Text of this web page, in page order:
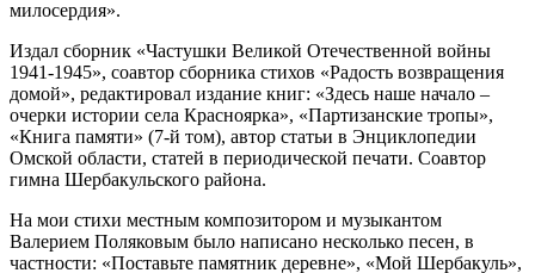
милосердия».
Издал сборник «Частушки Великой Отечественной войны
1941-1945», соавтор сборника стихов «Радость возвращения
домой», редактировал издание книг: «Здесь наше начало –
очерки истории села Красноярка», «Партизанские тропы»,
«Книга памяти» (7-й том), автор статьи в Энциклопедии
Омской области, статей в периодической печати. Соавтор
гимна Шербакульского района.
На мои стихи местным композитором и музыкантом
Валерием Поляковым было написано несколько песен, в
частности: «Поставьте памятник деревне», «Мой Шербакуль»,